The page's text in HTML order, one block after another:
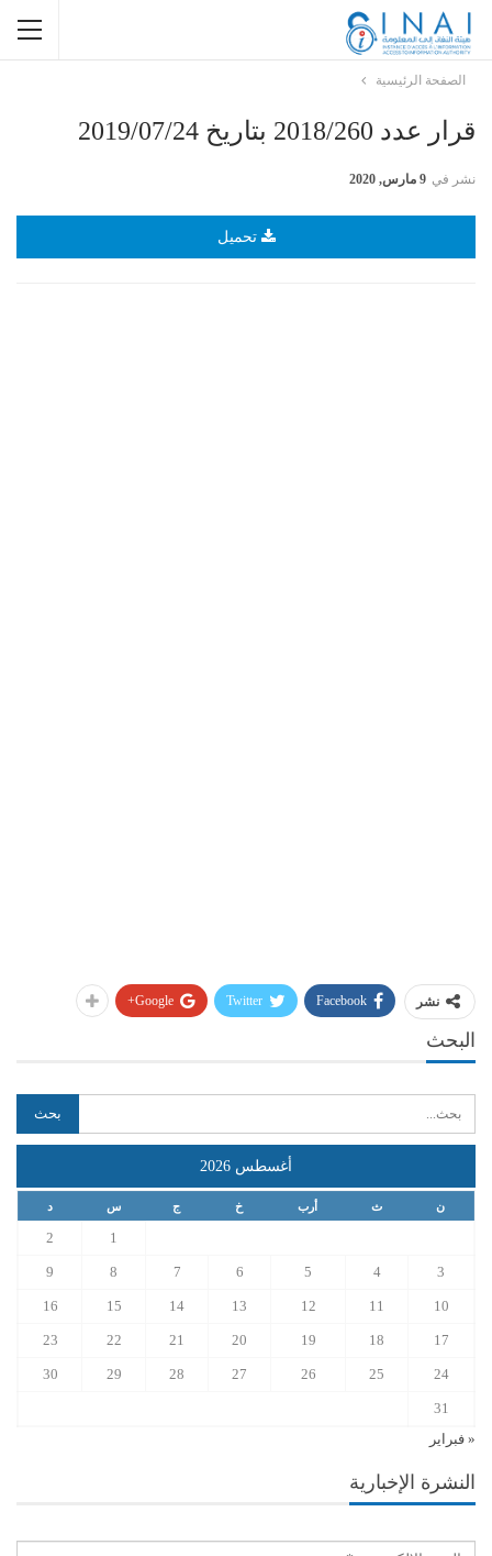
الصفحة الرئيسية
قرار عدد 2018/260 بتاريخ 2019/07/24
نشر في 9 مارس, 2020
تحميل
نشر Facebook
Twitter
Google+
البحث
أغسطس 2026
ن ث أرب خ ج س د
1
2
3
4
5
6
7
8
9
10
11
12
13
14
15
16
17
18
19
20
21
22
23
24
25
26
27
28
29
30
31
« فبراير
النشرة الإخبارية